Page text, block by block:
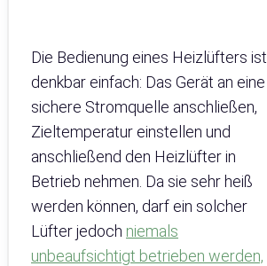
Die Bedienung eines Heizlüfters ist
denkbar einfach: Das Gerät an eine
sichere Stromquelle anschließen,
Zieltemperatur einstellen und
anschließend den Heizlüfter in
Betrieb nehmen. Da sie sehr heiß
werden können, darf ein solcher
Lüfter jedoch niemals
unbeaufsichtigt betrieben werden,